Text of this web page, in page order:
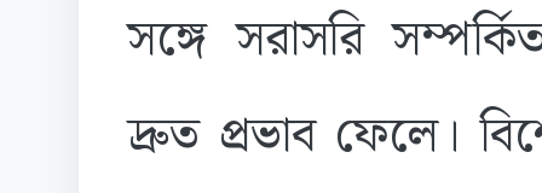
সঙ্গে সরাসরি
দ্রুত প্রভাব ফেলে।